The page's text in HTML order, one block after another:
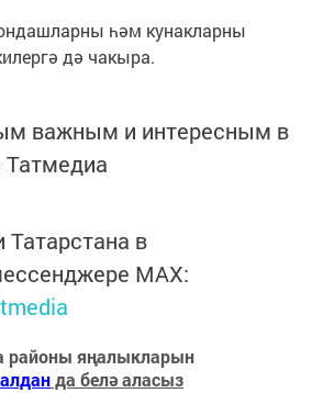
һәм кунакларны
дә чакыра.
важным и интересным в
Татмедиа
Татарстана в
MАХ:
районы яңалыкларын
да белә аласыз